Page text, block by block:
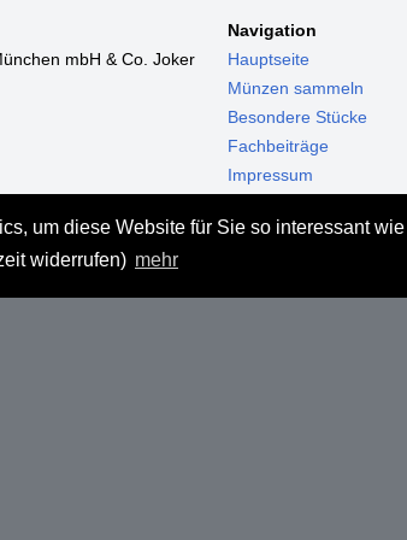
um diese Website für Sie so interessant
widerrufen) mehr
mbH & Co. Joker
Navigation
Hauptseite
Münzen sammeln
Besondere Stücke
Fachbeiträge
Impressum
Haftungsausschluss